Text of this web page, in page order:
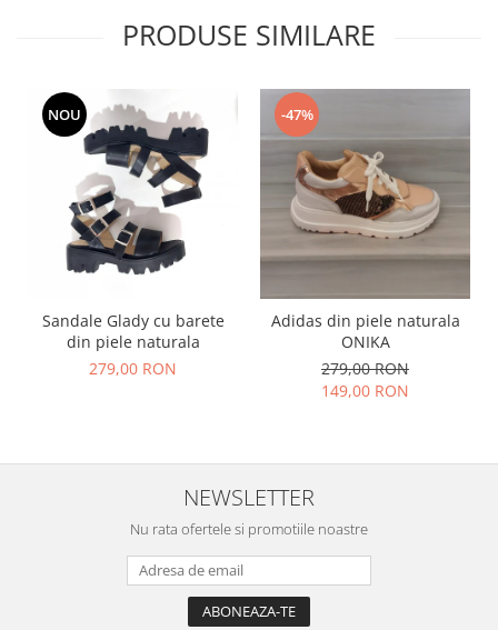
PRODUSE SIMILARE
NOU
Sandale Glady cu barete
din piele naturala
279,00 RON
-47%
Adidas din piele naturala
ONIKA
279,00 RON
149,00 RON
NEWSLETTER
Nu rata ofertele si promotiile noastre